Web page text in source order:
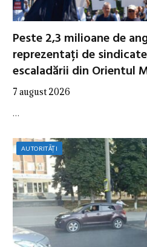
Peste 2,3 milioane de
reprezentați de
escaladării din Orientul
7 august 2026
…
AUTORITĂȚI